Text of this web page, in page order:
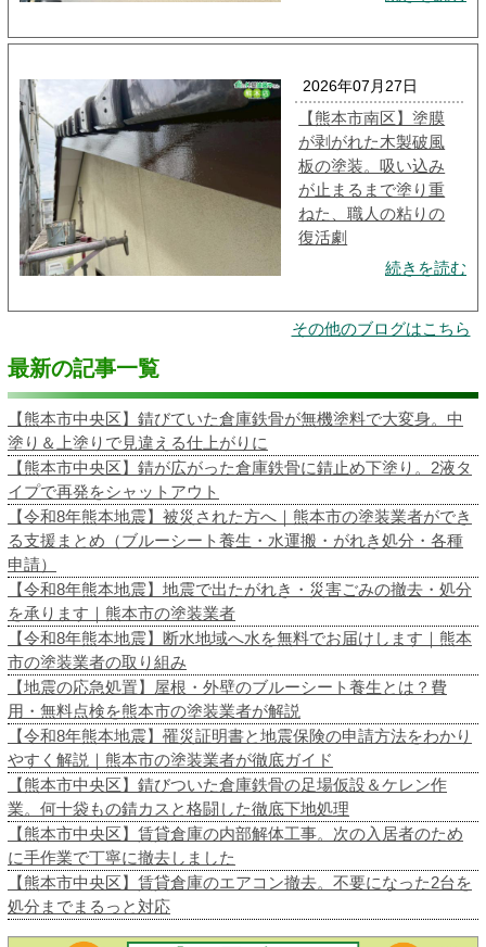
2026年07月27日
【熊本市南区】塗膜
が剥がれた木製破風
板の塗装。吸い込み
が止まるまで塗り重
ねた、職人の粘りの
復活劇
続きを読む
その他のブログはこちら
最新の記事一覧
【熊本市中央区】錆びていた倉庫鉄骨が無機塗料で大変身。中
塗り＆上塗りで見違える仕上がりに
【熊本市中央区】錆が広がった倉庫鉄骨に錆止め下塗り。2液タ
イプで再発をシャットアウト
【令和8年熊本地震】被災された方へ｜熊本市の塗装業者ができ
る支援まとめ（ブルーシート養生・水運搬・がれき処分・各種
申請）
【令和8年熊本地震】地震で出たがれき・災害ごみの撤去・処分
を承ります｜熊本市の塗装業者
【令和8年熊本地震】断水地域へ水を無料でお届けします｜熊本
市の塗装業者の取り組み
【地震の応急処置】屋根・外壁のブルーシート養生とは？費
用・無料点検を熊本市の塗装業者が解説
【令和8年熊本地震】罹災証明書と地震保険の申請方法をわかり
やすく解説｜熊本市の塗装業者が徹底ガイド
【熊本市中央区】錆びついた倉庫鉄骨の足場仮設＆ケレン作
業。何十袋もの錆カスと格闘した徹底下地処理
【熊本市中央区】賃貸倉庫の内部解体工事。次の入居者のため
に手作業で丁寧に撤去しました
【熊本市中央区】賃貸倉庫のエアコン撤去。不要になった2台を
処分までまるっと対応